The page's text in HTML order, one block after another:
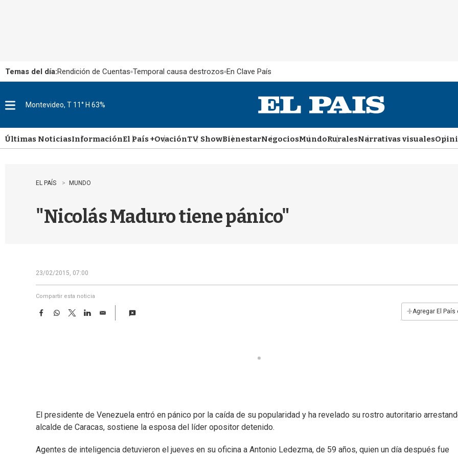
Temas del día:Rendición de Cuentas Temporal causa destrozos En Clave País
u
Montevideo, T 11° H 63%
Últimas NoticiasInformaciónEl País +OvaciónTV ShowBienestarNegociosMundoRuralesNarrativas visuales
EL PAÍS MUNDO
"Nicolás Maduro tiene pánico"
23/02/2015, 07:00
Compartir esta noticia
F
W
T
w
L
E
+Agregar El País
El presidente de Venezuela entró en pánico por la caída de su popularidad y ha revelado su rostro autoritario
alcalde de Caracas, sostiene la esposa del líder opositor detenido.
Agentes de inteligencia detuvieron el jueves en su oficina a Antonio Ledezma, de 59 años, quien un día después fue